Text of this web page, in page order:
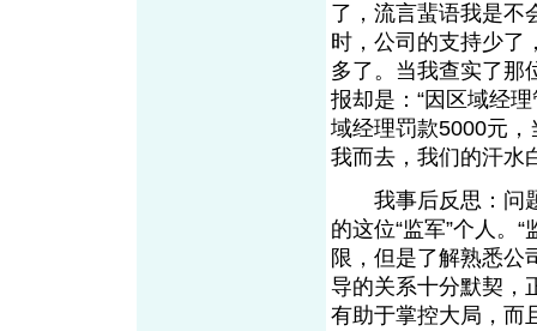
了，流言蜚语我是不
时，公司的支持少了
多了。当我查实了那
报却是：“因区域经
域经理罚款5000元
我而去，我们的汗水
我事后反思：问题
的这位“监军”个人。
限，但是了解熟悉公
导的关系十分默契，
有助于掌控大局，而